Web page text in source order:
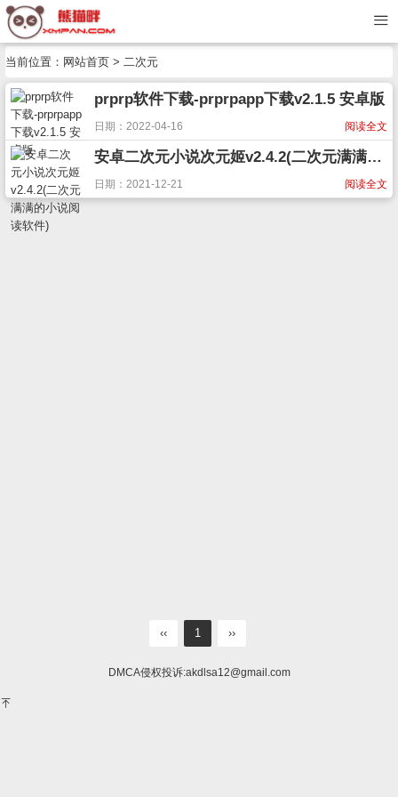
当前位置： 网站首页 > 二次元
prprp软件下载-prprpapp下载v2.1.5 安卓版
阅读全文
日期：2022-04-16
安卓二次元小说次元姬v2.4.2(二次元满满的小说阅读软件)
阅读全文
日期：2021-12-21
‹‹ 1 ››
DMCA侵权投诉:akdlsa12@gmail.com